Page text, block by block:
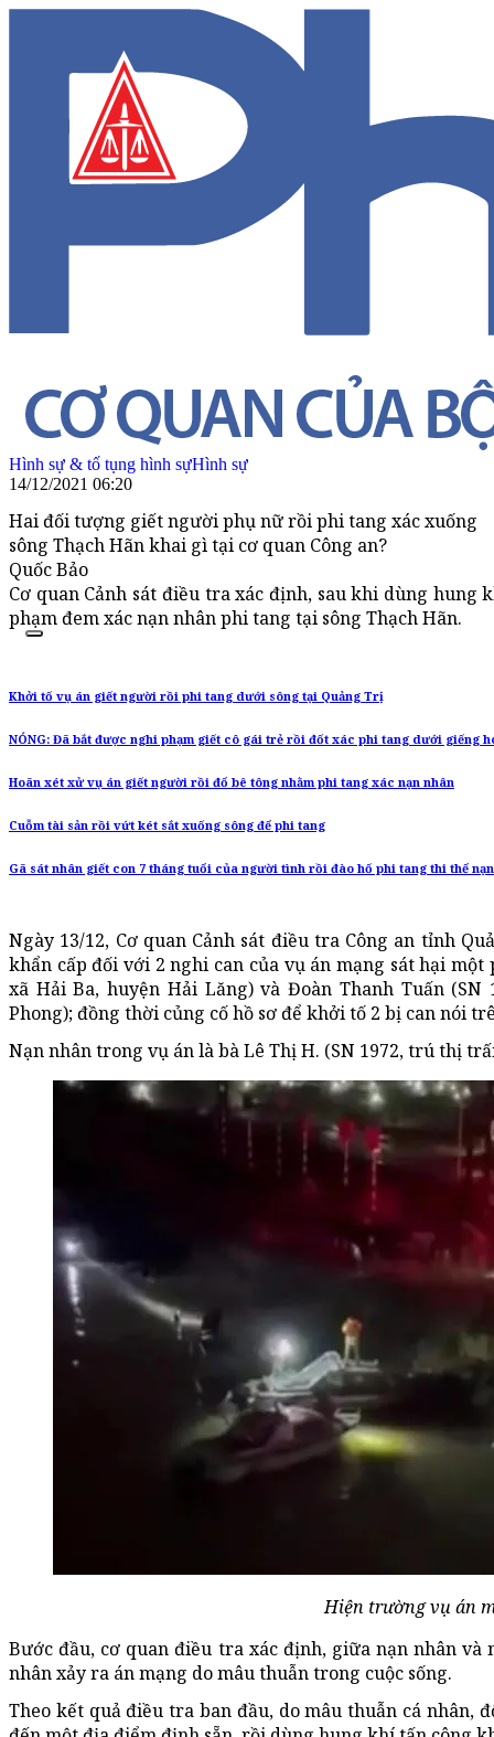
Hình sự & tố tụng hình sựHình sự
14/12/2021 06:20
Hai đối tượng giết người phụ nữ rồi phi tang xác xuống
sông Thạch Hãn khai gì tại cơ quan Công an?
Quốc Bảo
Cơ quan Cảnh sát điều tra xác định, sau khi dùng
phạm đem xác nạn nhân phi tang tại sông Thạch Hãn.
Khởi tố vụ án giết người rồi phi tang dưới sông tại Quảng Trị
NÓNG: Đã bắt được nghi phạm giết cô gái trẻ rồi đốt xác phi tang dưới giếng
Hoãn xét xử vụ án giết người rồi đổ bê tông nhằm phi tang xác nạn nhân
Cuỗm tài sản rồi vứt két sắt xuống sông để phi tang
Gã sát nhân giết con 7 tháng tuổi của người tình rồi đào hố phi tang thi thể
Ngày 13/12, Cơ quan Cảnh sát điều tra Công an tỉnh
khẩn cấp đối với 2 nghi can của vụ án mạng sát hại
xã Hải Ba, huyện Hải Lăng) và Đoàn Thanh Tuấn
Phong); đồng thời củng cố hồ sơ để khởi tố 2 bị can nói
Nạn nhân trong vụ án là bà Lê Thị H. (SN 1972, trú thị
Hiện trường vụ án
Bước đầu, cơ quan điều tra xác định, giữa nạn nhân
nhân xảy ra án mạng do mâu thuẫn trong cuộc sống.
Theo kết quả điều tra ban đầu, do mâu thuẫn cá nhân,